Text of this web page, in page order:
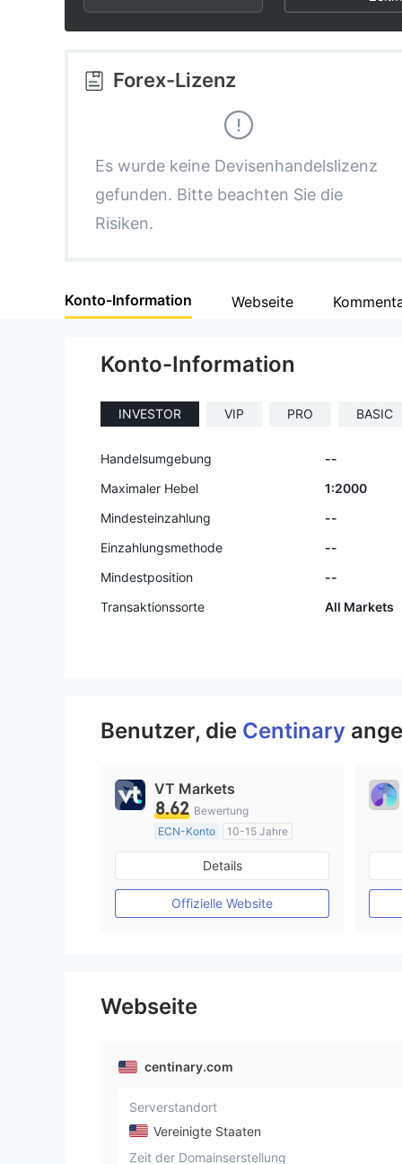
2
3
5
6
7
8
9
8
9
Forex-Lizenz
Es wurde keine Devisenhandelslizenz
gefunden. Bitte beachten Sie die
Risiken.
Konto-Information Webseite
Konto-Information
INVESTOR VIP PRO BASIC
Handelsumgebung
--
Maximaler Hebel
1:2000
Mindesteinzahlung
--
Einzahlungsmethode
--
Mindestposition
--
Transaktionssorte
All Markets
Benutzer, die Centinary
VT Markets
8.62 Bewertung
ECN-Konto
10-15 Jahre
AustralienRegulierung
Market Making (MM)
MT4-Volllizenz
Details
Offizielle Website
Webseite
centinary.com
Serverstandort
Vereinigte Staaten
Zeit der Domainserstellung